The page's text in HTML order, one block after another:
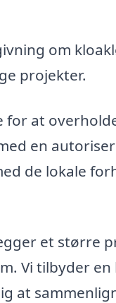
om
projekter.
for at
en
de lokale
et større
Vi tilbyder
at